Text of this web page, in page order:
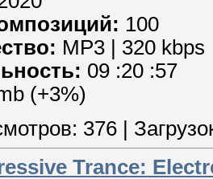
100
MP3 | 320 kbps
09 :20 :57
(+3%)
376
Trance: